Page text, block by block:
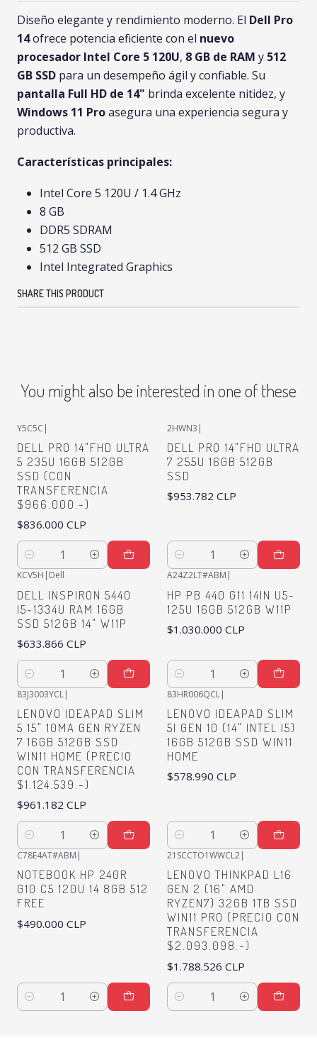
Diseño elegante y rendimiento moderno. El Dell Pro
14ofrece potencia eficiente con el nuevo
procesador Intel Core 5 120U, 8 GB de RAM y 512
GB SSD para un desempeño ágil y confiable. Su
pantalla Full HD de 14" brinda excelente nitidez, y
Windows 11 Proasegura una experiencia segura y
productiva.
Características principales:
Intel Core 5 120U / 1.4 GHz
8 GB
DDR5 SDRAM
512 GB SSD
Intel Integrated Graphics
SHARE THIS PRODUCT
You might also be interested in one of these
Y5C5C |
DELL PRO 14"FHD ULTRA
5 235U 16GB 512GB
SSD (CON
TRANSFERENCIA
$966.000.-)
$836.000 CLP
Quantity
2HWN3 |
DELL PRO 14"FHD ULTRA
7 255U 16GB 512GB
SSD
$953.782 CLP
Quantity
KCV5H Dell
DELL INSPIRON 5440
I5-1334U RAM 16GB
SSD 512GB 14" W11P
$633.866 CLP
Quantity
A24Z2LT#ABM
HP PB 440 G11 14IN U5-
125U 16GB 512GB W11P
$1.030.000 CLP
Quantity
83J3003YCL|
LENOVO IDEAPAD SLIM
5 15" 10MA GEN RYZEN
7 16GB 512GB SSD
WIN11 HOME (PRECIO
CON TRANSFERENCIA
$1.124.539.-)
$961.182 CLP
Quantity
83HR006QCL|
LENOVO IDEAPAD SLIM
5I GEN 10 (14" INTEL I5)
16GB 512GB SSD WIN11
HOME
$578.990 CLP
Quantity
C78E4AT#ABM |
NOTEBOOK HP 240R
G10 C5 120U 14 8GB 512
FREE
$490.000 CLP
Quantity
21SCCTO1WWCL2|
LENOVO THINKPAD L16
GEN 2 (16" AMD
RYZEN7) 32GB 1TB SSD
WIN11 PRO (PRECIO CON
TRANSFERENCIA
$2.093.098.-)
$1.788.526 CLP
Quantity